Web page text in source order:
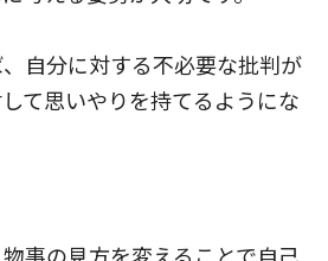
自分に対する不必要な批判が
て思いやりを持てるようにな